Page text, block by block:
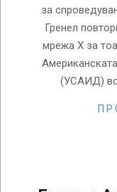
за
Гренел
мрежа Х за
(УСАИД) во